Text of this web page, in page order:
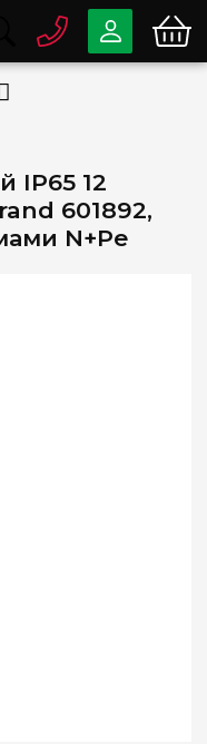
IP65 12
601892,
N+Pe
Telegram